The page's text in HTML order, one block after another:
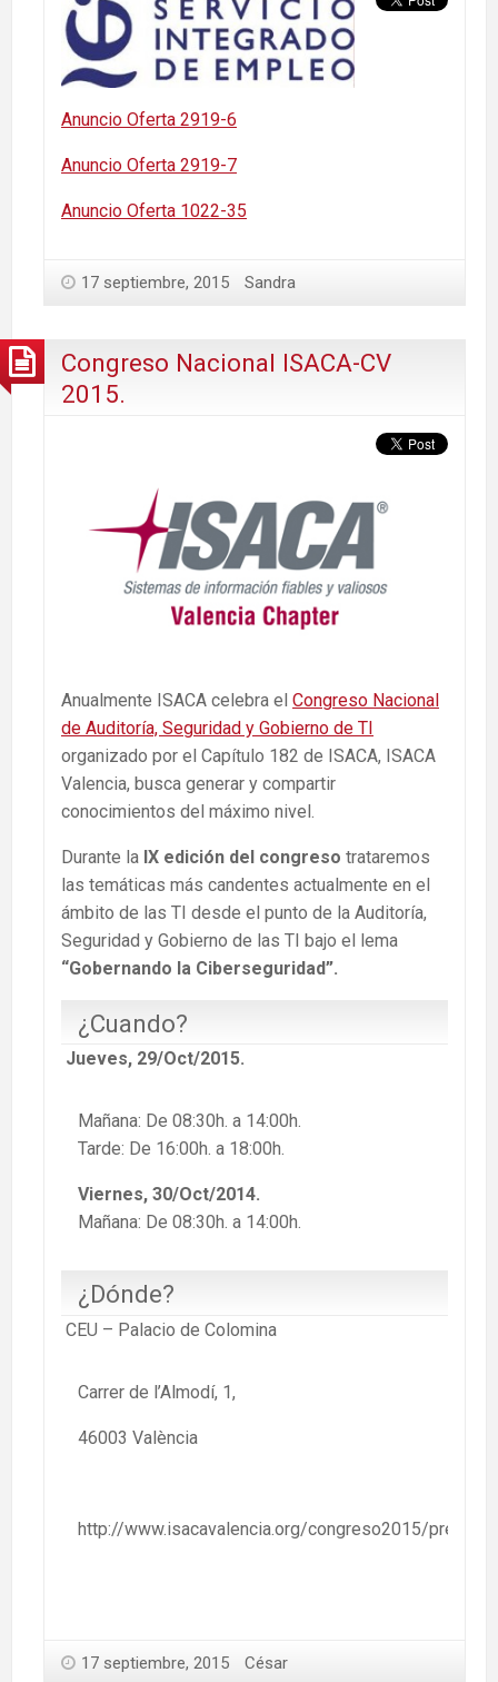
Anuncio Oferta 2919-6
Anuncio Oferta 2919-7
Anuncio Oferta 1022-35
17 septiembre, 2015 Sandra
Congreso Nacional ISACA-CV
2015.
Anualmente ISACA celebra el Congreso Nacional
de Auditoría, Seguridad y Gobierno de TI
organizado por el Capítulo 182 de ISACA, ISACA
Valencia, busca generar y compartir
conocimientos del máximo nivel.
Durante la IX edición del congreso trataremos
las temáticas más candentes actualmente en el
ámbito de las TI desde el punto de la Auditoría,
Seguridad y Gobierno de las TI bajo el lema
“Gobernando la Ciberseguridad”.
¿Cuando?
Jueves, 29/Oct/2015.
Mañana: De 08:30h. a 14:00h.
Tarde: De 16:00h. a 18:00h.
Viernes, 30/Oct/2014.
Mañana: De 08:30h. a 14:00h.
¿Dónde?
CEU – Palacio de Colomina
Carrer de l’Almodí, 1,
46003 València
http://www.isacavalencia.org/congreso2015/
17 septiembre, 2015 César